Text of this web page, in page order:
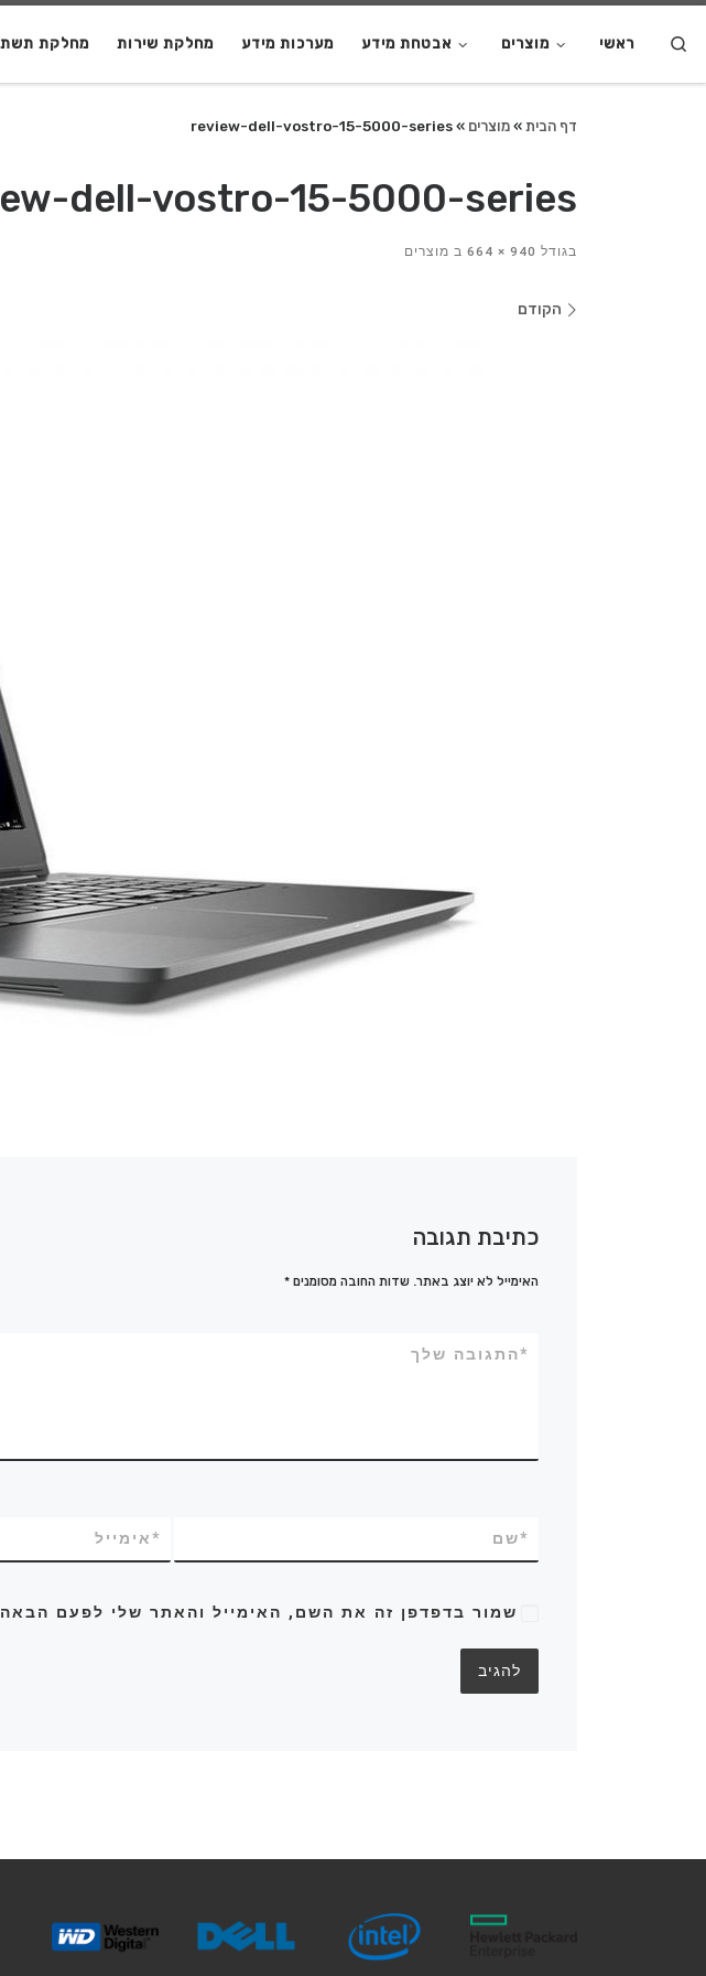
מחלקת מחלקת שירות מערכות מידע אבטחת מידע מוצרים ראשי
דף הבית »מוצרים »
review-dell-vostro-15-5000-series
dell-vostro-15-5000-series
בגודל ב מוצרים
ניווט
הקודם
כתיבת תגובה
האימייל לא יוצג באתר. שדות החובה מסומנים*
התגובה שלך*
שם* אימייל*
שמור בדפדפן זה את השם, האימייל והאתר שלי לפעם